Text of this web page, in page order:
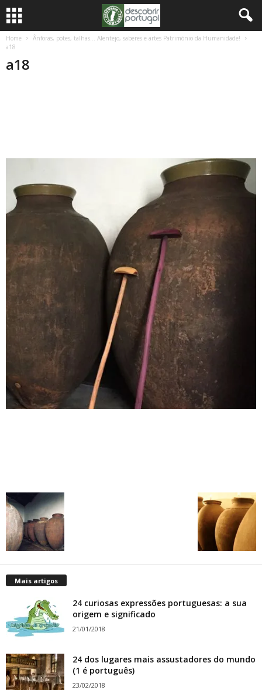
Home
Ânforas, potes, talhas… Alentejo, saberes e artes Património da Humanidade!
a18
a18
Mais artigos
24 curiosas expressões portuguesas: a sua
origem e significado
21/01/2018
24 dos lugares mais assustadores do mundo
(1 é português)
23/02/2018